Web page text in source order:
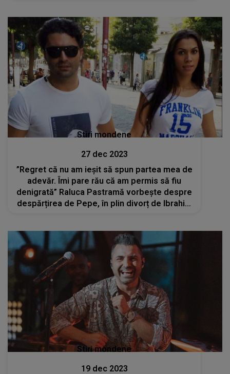
Stiri mondene
27 dec 2023
”Regret că nu am ieșit să spun partea mea de
adevăr. Îmi pare rău că am permis să fiu
denigrată” Raluca Pastramă vorbește despre
despărțirea de Pepe, în plin divorț de Ibrahim
Stiri mondene
19 dec 2023